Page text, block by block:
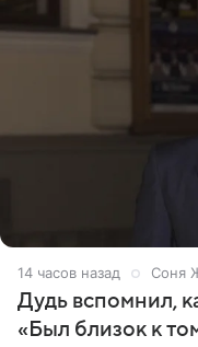
14 часов назад Соня
Дудь вспомнил,
«Был близок к